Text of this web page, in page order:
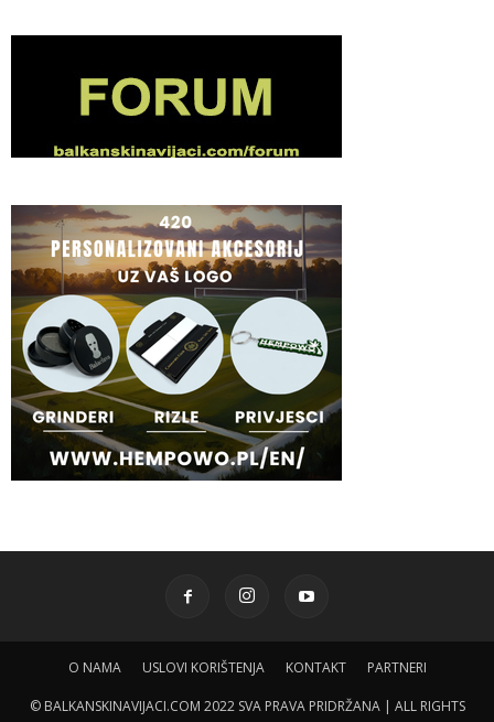
O NAMA USLOVI KORIŠTENJA KONTAKT PARTNERI
© BALKANSKINAVIJACI.COM 2022 SVA PRAVA PRIDRŽANA | ALL RIGHTS